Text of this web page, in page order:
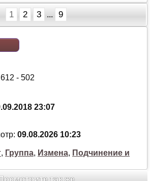
1 2 3 ... 9
- 502
23:07
09.08.2026 10:23
, Группа, Измена, Подчинение и
Посмотрите так же